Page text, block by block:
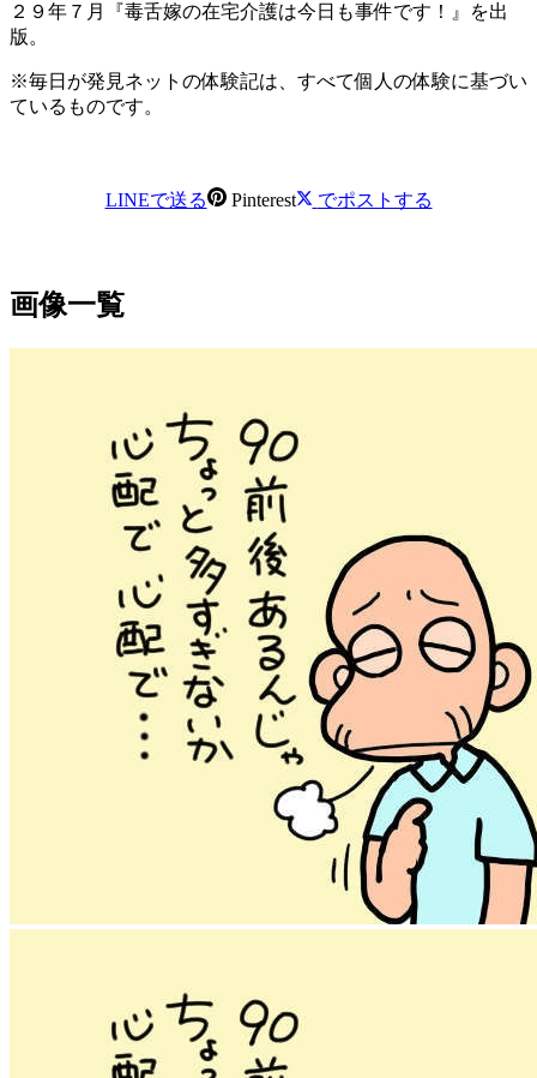
２９年７月『毒舌嫁の在宅介護は今日も事件です！』を出
版。
※毎日が発見ネットの体験記は、すべて個人の体験に基づい
ているものです。
LINEで送る Pinterest でポストする
画像一覧